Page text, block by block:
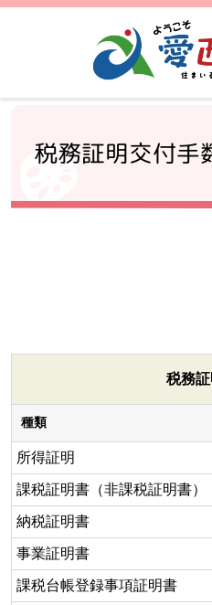
税務証明交付手
税務
種類
所得証明
課税証明書（非課税証明書）
納税証明書
事業証明書
課税台帳登録事項証明書